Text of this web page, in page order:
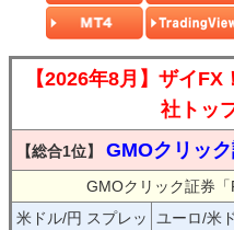
【2026年8月】ザイ
社トッ
【総合1位】 GMOクリック
GMOクリック証券
米ドル/円 スプレッ
ユーロ/米